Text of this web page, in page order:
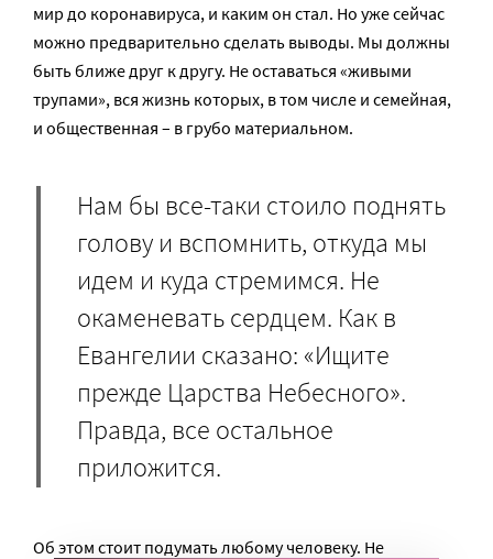
мир до коронавируса, и каким он стал. Но уже сейчас
можно предварительно сделать выводы. Мы должны
быть ближе друг к другу. Не оставаться «живыми
трупами», вся жизнь которых, в том числе и семейная,
и общественная – в грубо материальном.
Нам бы все-таки стоило поднять
голову и вспомнить, откуда мы
идем и куда стремимся. Не
окаменевать сердцем. Как в
Евангелии сказано: «Ищите
прежде Царства Небесного».
Правда, все остальное
приложится.
Об этом стоит подумать любому человеку. Не